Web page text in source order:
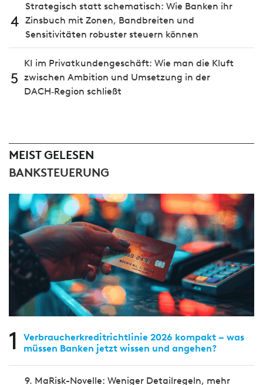
4
Strategisch statt schematisch: Wie Banken ihr
Zinsbuch mit Zonen, Bandbreiten und
Sensitivitäten robuster steuern können
5
KI im Privatkundengeschäft: Wie man die Kluft
zwischen Ambition und Umsetzung in der
DACH‑Region schließt
MEIST GELESEN
BANKSTEUERUNG
1
Verbraucherkreditrichtlinie 2026 kompakt – was
müssen Banken jetzt wissen und angehen?
9. MaRisk-Novelle: Weniger Detailregeln, mehr